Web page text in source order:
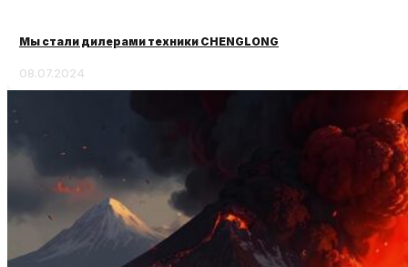
Мы стали дилерами техники CHENGLONG
08.07.2024